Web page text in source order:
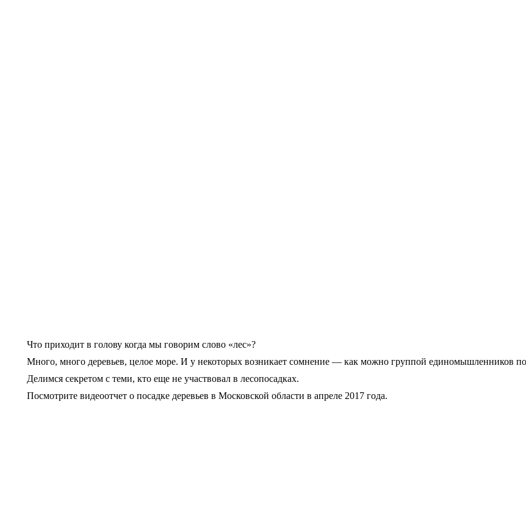
Что приходит в голову когда мы говорим слово «лес»?
Много, много деревьев, целое море. И у некоторых возникает сомнение — как можно группой единомышленников
Делимся секретом с теми, кто еще не участвовал в лесопосадках.
Посмотрите видеоотчет о посадке деревьев в Московской области в апреле 2017 года.